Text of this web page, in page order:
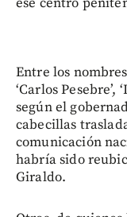
Entre los
‘Carlos Pesebre’,
según el
cabecillas
comunicación
habría sido
Giraldo.